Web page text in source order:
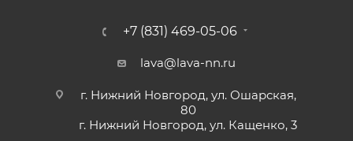
+7 (831) 469-05-06
lava@lava-nn.ru
г. Нижний Новгород, ул. Ошарская,
80
г. Нижний Новгород, ул. Кащенко, 3